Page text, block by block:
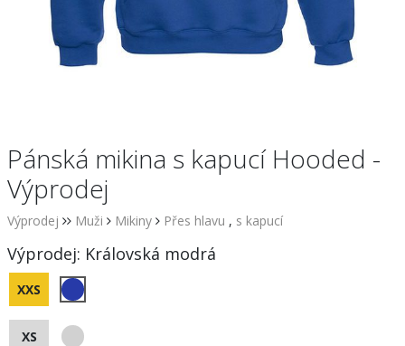
Pánská mikina s kapucí Hooded -
Výprodej
Výprodej Muži Mikiny Přes hlavu , s kapucí
Výprodej: Královská modrá
XXS
XS